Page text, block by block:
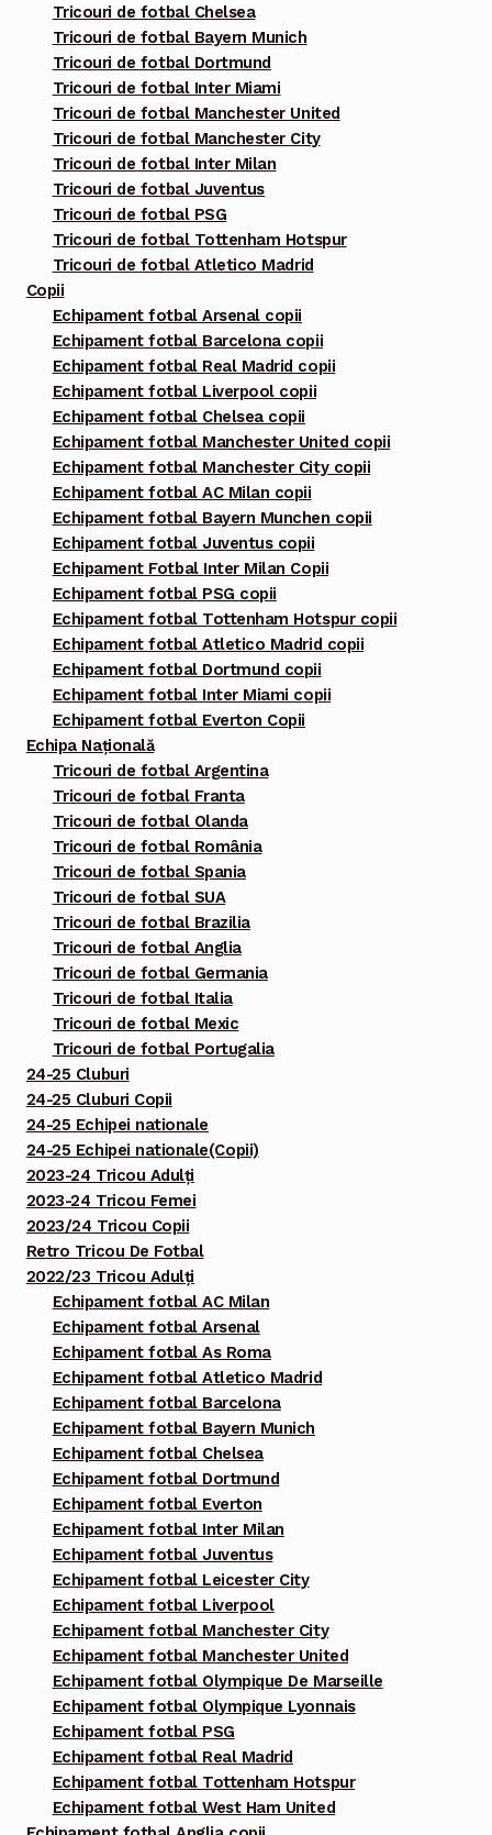
Tricouri de fotbal Chelsea
Tricouri de fotbal Bayern Munich
Tricouri de fotbal Dortmund
Tricouri de fotbal Inter Miami
Tricouri de fotbal Manchester United
Tricouri de fotbal Manchester City
Tricouri de fotbal Inter Milan
Tricouri de fotbal Juventus
Tricouri de fotbal PSG
Tricouri de fotbal Tottenham Hotspur
Tricouri de fotbal Atletico Madrid
Copii
Echipament fotbal Arsenal copii
Echipament fotbal Barcelona copii
Echipament fotbal Real Madrid copii
Echipament fotbal Liverpool copii
Echipament fotbal Chelsea copii
Echipament fotbal Manchester United copii
Echipament fotbal Manchester City copii
Echipament fotbal AC Milan copii
Echipament fotbal Bayern Munchen copii
Echipament fotbal Juventus copii
Echipament Fotbal Inter Milan Copii
Echipament fotbal PSG copii
Echipament fotbal Tottenham Hotspur copii
Echipament fotbal Atletico Madrid copii
Echipament fotbal Dortmund copii
Echipament fotbal Inter Miami copii
Echipament fotbal Everton Copii
Echipa Națională
Tricouri de fotbal Argentina
Tricouri de fotbal Franta
Tricouri de fotbal Olanda
Tricouri de fotbal România
Tricouri de fotbal Spania
Tricouri de fotbal SUA
Tricouri de fotbal Brazilia
Tricouri de fotbal Anglia
Tricouri de fotbal Germania
Tricouri de fotbal Italia
Tricouri de fotbal Mexic
Tricouri de fotbal Portugalia
24-25 Cluburi
24-25 Cluburi Copii
24-25 Echipei nationale
24-25 Echipei nationale(Copii)
2023-24 Tricou Adulți
2023-24 Tricou Femei
2023/24 Tricou Copii
Retro Tricou De Fotbal
2022/23 Tricou Adulți
Echipament fotbal AC Milan
Echipament fotbal Arsenal
Echipament fotbal As Roma
Echipament fotbal Atletico Madrid
Echipament fotbal Barcelona
Echipament fotbal Bayern Munich
Echipament fotbal Chelsea
Echipament fotbal Dortmund
Echipament fotbal Everton
Echipament fotbal Inter Milan
Echipament fotbal Juventus
Echipament fotbal Leicester City
Echipament fotbal Liverpool
Echipament fotbal Manchester City
Echipament fotbal Manchester United
Echipament fotbal Olympique De Marseille
Echipament fotbal Olympique Lyonnais
Echipament fotbal PSG
Echipament fotbal Real Madrid
Echipament fotbal Tottenham Hotspur
Echipament fotbal West Ham United